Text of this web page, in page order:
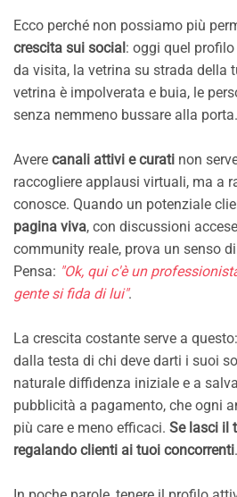
Ecco perché non possiamo più
crescita sui social: oggi quel
da visita, la vetrina su strada della
vetrina è impolverata e buia, le
senza nemmeno bussare alla porta.
Avere canali attivi e curati non
raccogliere applausi virtuali, ma a
conosce. Quando un potenziale
pagina viva, con discussioni
community reale, prova un senso
Pensa: "Ok, qui c'è un
gente si fida di lui".
La crescita costante serve a
dalla testa di chi deve darti i suoi
naturale diffidenza iniziale e a
pubblicità a pagamento, che ogni
più care e meno efficaci. Se lasci il
regalando clienti ai tuoi concorrenti.